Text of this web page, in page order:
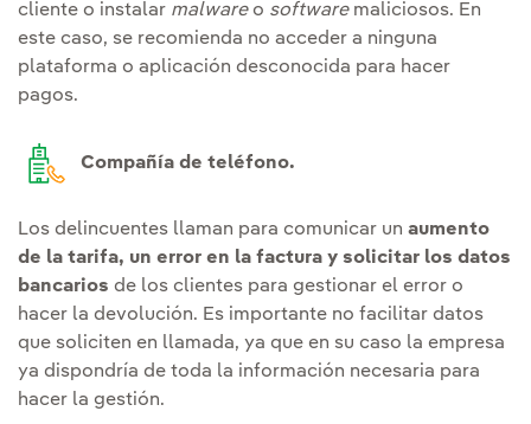
cliente o instalar malwareo softwaremaliciosos. En
este caso, se recomienda no acceder a ninguna
plataforma o aplicación desconocida para hacer
pagos.
Compañía de teléfono.
Los delincuentes llaman para comunicar un aumento
de la tarifa, un error en la factura y solicitar los datos
bancarios de los clientes para gestionar el error o
hacer la devolución. Es importante no facilitar datos
que soliciten en llamada, ya que en su caso la empresa
ya dispondría de toda la información necesaria para
hacer la gestión.